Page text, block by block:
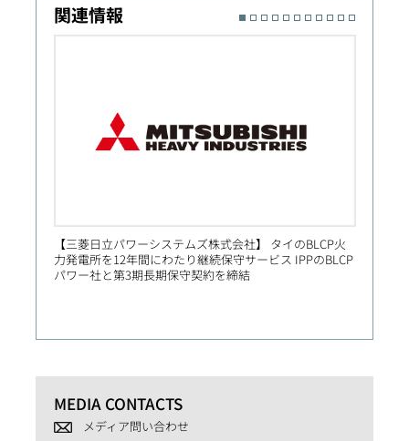
関連情報
【三菱日立パワーシステムズ株式会社】 タイのBLCP火
力発電所を12年間にわたり継続保守サービス IPPのBLCP
パワー社と第3期長期保守契約を締結
MEDIA CONTACTS
メディア問い合わせ